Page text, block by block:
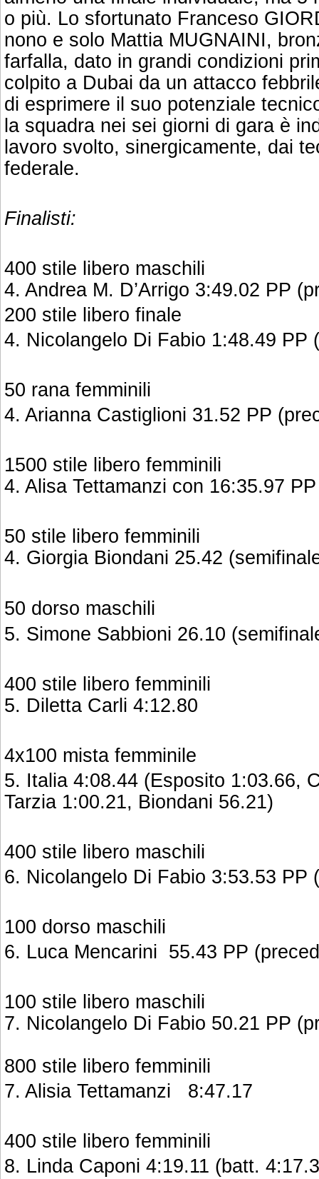
o più. Lo sfortunato Franceso
nono e solo Mattia MUGNAINI,
farfalla, dato in grandi condizioni
colpito a Dubai da un attacco
di esprimere il suo potenziale
la squadra nei sei giorni di gara è
lavoro svolto, sinergicamente, dai
federale.
Finalisti:
400 stile libero maschili
4. Andrea M. D’Arrigo 3:49.02 PP
200 stile libero finale
4. Nicolangelo Di Fabio 1:48.49 PP
50 rana femminili
4. Arianna Castiglioni 31.52 PP
1500 stile libero femminili
4. Alisa Tettamanzi con 16:35.97
50 stile libero femminili
4. Giorgia Biondani 25.42
50 dorso maschili
5. Simone Sabbioni 26.10
400 stile libero femminili
5. Diletta Carli 4:12.80
4x100 mista femminile
5. Italia 4:08.44 (Esposito 1:03.66,
Tarzia 1:00.21, Biondani 56.21)
400 stile libero maschili
6. Nicolangelo Di Fabio 3:53.53 PP
100 dorso maschili
6. Luca Mencarini 55.43 PP
100 stile libero maschili
7. Nicolangelo Di Fabio 50.21 PP
800 stile libero femminili
7. Alisia Tettamanzi 8:47.17
400 stile libero femminili
8. Linda Caponi 4:19.11 (batt.